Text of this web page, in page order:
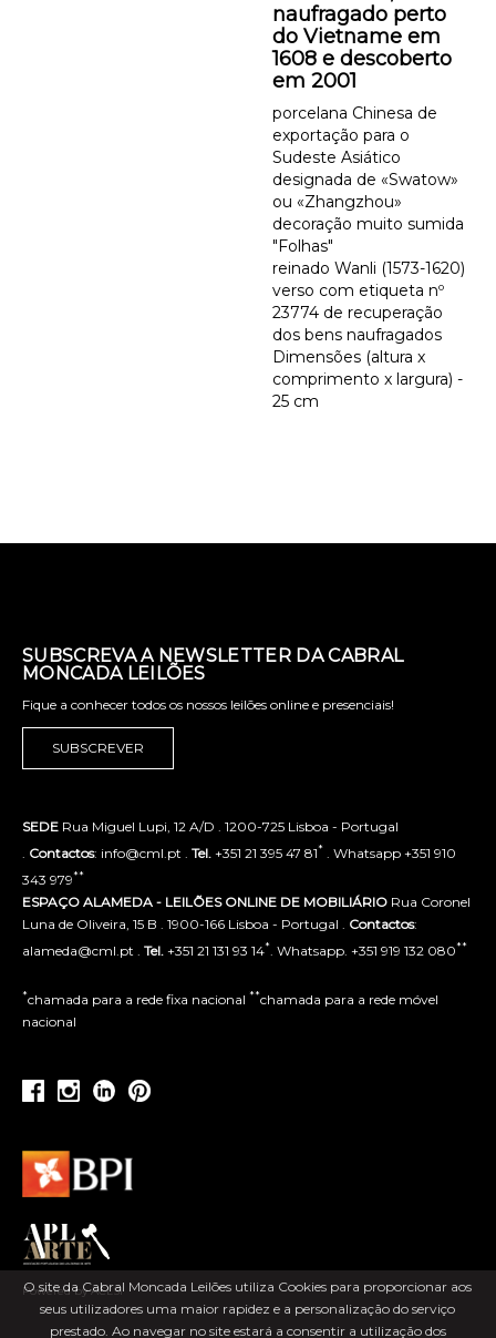
O site da Cabral Moncada Leilões utiliza Cookies para proporcionar aos
seus utilizadores uma maior rapidez e a personalização do serviço
prestado. Ao navegar no site estará a consentir a utilização dos
naufragado perto
do Vietname em
1608 e descoberto
em 2001
porcelana Chinesa de
exportação para o
Sudeste Asiático
designada de «Swatow»
ou «Zhangzhou»
decoração muito sumida
"Folhas"
reinado Wanli (1573-1620)
verso com etiqueta nº
23774 de recuperação
dos bens naufragados
Dimensões (altura x
comprimento x largura) -
25 cm
SUBSCREVA A NEWSLETTER DA CABRAL
MONCADA LEILÕES
Fique a conhecer todos os nossos leilões online e presenciais!
SUBSCREVER
SEDE Rua Miguel Lupi, 12 A/D . 1200-725 Lisboa - Portugal
Contactos: info@cml.pt . Tel. +351 21 395 47 81* . Whatsapp +351 910
343 979**
ESPAÇO ALAMEDA - LEILÕES ONLINE DE MOBILIÁRIO Rua Coronel
Luna de Oliveira, 15 B . 1900-166 Lisboa - Portugal . Contactos:
alameda@cml.pt . Tel. +351 21 131 93 14* . Whatsapp. +351 919 132 080**
*chamada para a rede fixa nacional **chamada para a rede móvel
nacional
Powered by ACLSI